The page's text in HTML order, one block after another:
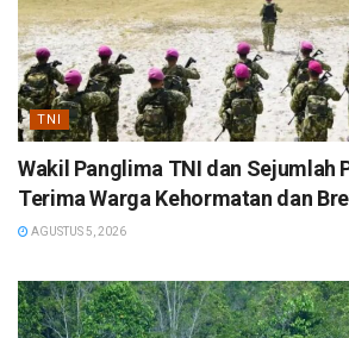
TNI
Wakil Panglima TNI dan Sejumlah
Terima Warga Kehormatan dan
AGUSTUS 5, 2026